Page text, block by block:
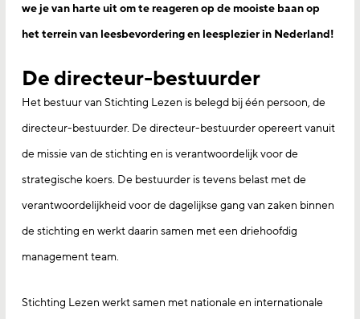
we je van harte uit om te reageren op de mooiste baan op
het terrein van leesbevordering en leesplezier in Nederland!
De directeur-bestuurder
Het bestuur van Stichting Lezen is belegd bij één persoon, de
directeur-bestuurder. De directeur-bestuurder opereert vanuit
de missie van de stichting en is verantwoordelijk voor de
strategische koers. De bestuurder is tevens belast met de
verantwoordelijkheid voor de dagelijkse gang van zaken binnen
de stichting en werkt daarin samen met een driehoofdig
management team.
Stichting Lezen werkt samen met nationale en internationale